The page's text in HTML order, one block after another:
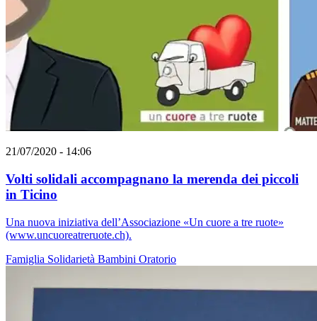
21/07/2020 - 14:06
Volti solidali accompagnano la merenda dei piccoli
in Ticino
Una nuova iniziativa dell’Associazione «Un cuore a tre ruote»
(www.uncuoreatreruote.ch).
Famiglia Solidarietà Bambini Oratorio